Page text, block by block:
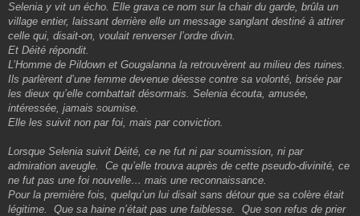
Selenia y vit un écho. Elle grava ce nom sur la chair du garde, brûla un
village entier, laissant derrière elle un message sanglant destiné à attirer
celle qui, disait-on, voulait renverser l’ordre divin.
Et Déité répondit.
L’Homme de Pildown et Gougalanna la retrouvèrent au milieu des ruines.
Ils parlèrent d’une femme devenue déesse contre sa volonté, brisée par
les dieux qu’elle combattait désormais. Selenia écouta, amusée,
intéressée, jamais soumise.
Elle les suivit non par foi, mais par conviction.
Lorsque Selenia suivit Déité, ce ne fut ni par soumission, ni par
admiration aveugle. Ce qu’elle trouva auprès de cette pseudo-divinité, ce
ne fut pas une foi nouvelle… mais une reconnaissance.
Pour la première fois, quelqu’un lui disait sans détour que sa colère était
légitime. Que sa haine n’était pas une faiblesse. Que son refus de prier